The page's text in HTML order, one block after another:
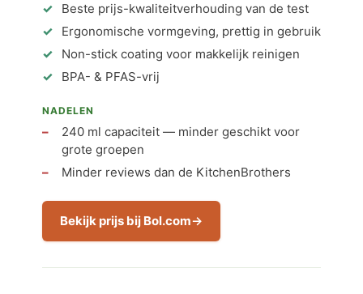
Beste prijs-kwaliteitverhouding van de test
Ergonomische vormgeving, prettig in gebruik
Non-stick coating voor makkelijk reinigen
BPA- & PFAS-vrij
NADELEN
240 ml capaciteit — minder geschikt voor
grote groepen
Minder reviews dan de KitchenBrothers
Bekijk prijs bij Bol.com